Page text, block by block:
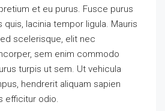
et eu purus. Fusce purus
lacinia tempor ligula. Mauris
scelerisque, elit nec
sem enim commodo
turpis ut sem. Ut vehicula
hendrerit aliquam sapien
efficitur odio.